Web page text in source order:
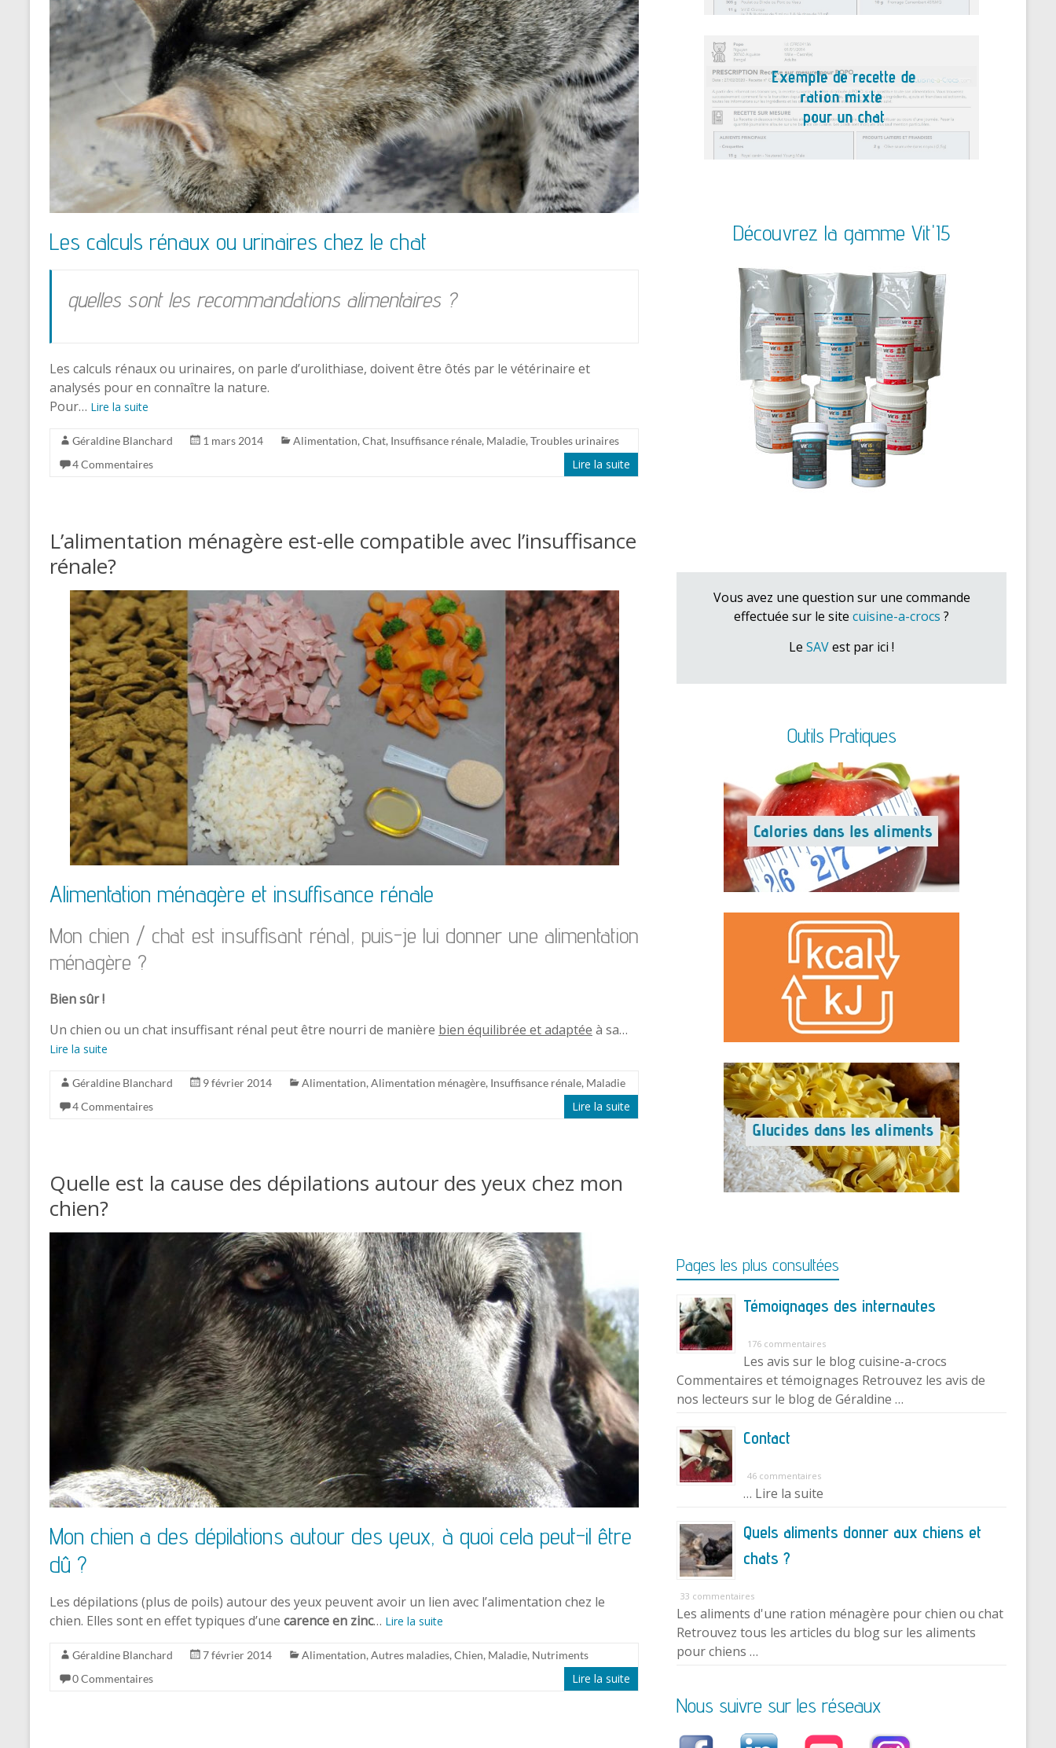
Les calculs rénaux ou urinaires chez le chat
quelles sont les recommandations alimentaires ?
Les calculs rénaux ou urinaires, on parle d’urolithiase, doivent être ôtés par le vétérinaire et
analysés pour en connaître la nature.
Pour… Lire la suite
Géraldine Blanchard 1 mars 2014 Alimentation, Chat, Insuffisance rénale, Maladie, Troubles urinaires
4 Commentaires
Lire la suite
L’alimentation ménagère est-elle compatible avec l’insuffisance
rénale?
Alimentation ménagère et insuffisance rénale
Mon chien / chat est insuffisant rénal, puis-je lui donner une alimentation
ménagère ?
Bien sûr !
Un chien ou un chat insuffisant rénal peut être nourri de manière bien équilibrée et adaptée à sa…
Lire la suite
Géraldine Blanchard 9 février 2014 Alimentation,Alimentation ménagère, Insuffisance rénale, Maladie
4 Commentaires
Lire la suite
Quelle est la cause des dépilations autour des yeux chez mon
chien?
Mon chien a des dépilations autour des yeux, à quoi cela peut-il être
dû ?
Les dépilations (plus de poils) autour des yeux peuvent avoir un lien avec l’alimentation chez le
chien. Elles sont en effet typiques d’une carence en zinc… Lire la suite
Géraldine Blanchard 7 février 2014 Alimentation,Autres maladies,Chien, Maladie, Nutriments
0 Commentaires
Lire la suite
Découvrez la gamme Vit'I5
Vous avez une question sur une commande
effectuée sur le site cuisine-a-crocs ?
Le SAVest par ici !
Outils Pratiques
Pages les plus consultées
Témoignages des internautes
176 commentaires
Les avis sur le blog cuisine-a-crocs
Commentaires et témoignages Retrouvez les avis de
nos lecteurs sur le blog de Géraldine …
Contact
46 commentaires
… Lire la suite
Quels aliments donner aux chiens et
chats ?
33 commentaires
Les aliments d'une ration ménagère pour chien ou chat
Retrouvez tous les articles du blog sur les aliments
pour chiens …
Nous suivre sur les réseaux